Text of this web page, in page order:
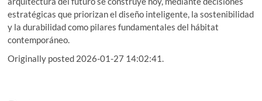
estratégicas que priorizan el diseño inteligente, la sostenibilidad
y la durabilidad como pilares fundamentales del hábitat
contemporáneo.
Originally posted 2026-01-27 14:02:41.